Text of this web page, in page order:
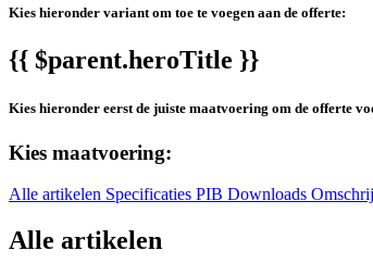
Kies hieronder variant om toe te voegen aan de offerte:
{{ $parent.heroTitle }}
Kies hieronder eerst de juiste maatvoering om de offerte
Kies maatvoering:
Alle artikelen Specificaties PIB Downloads
Alle artikelen